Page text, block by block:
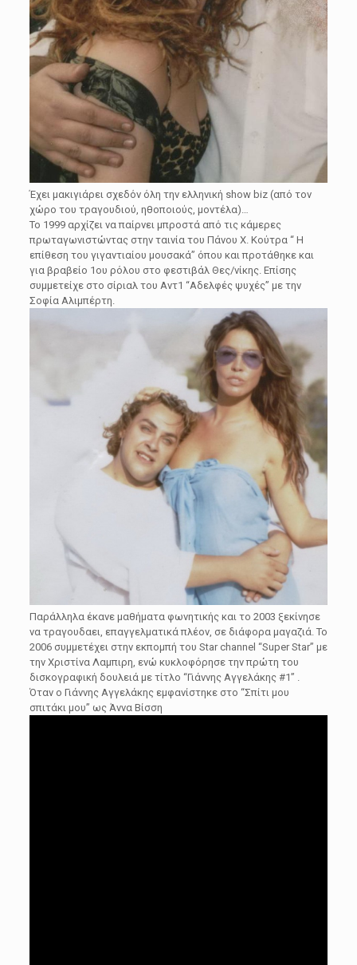
Έχει μακιγιάρει σχεδόν όλη την ελληνική show biz (από τον
χώρο του τραγουδιού, ηθοποιούς, μοντέλα)…
Το 1999 αρχίζει να παίρνει μπροστά από τις κάμερες
πρωταγωνιστώντας στην ταινία του Πάνου Χ. Κούτρα “ Η
επίθεση του γιγαντιαίου μουσακά” όπου και προτάθηκε και
για βραβείο 1ου ρόλου στο φεστιβάλ Θες/νίκης. Επίσης
συμμετείχε στο σίριαλ του Αντ1 “Αδελφές ψυχές” με την
Σοφία Αλιμπέρτη.
Παράλληλα έκανε μαθήματα φωνητικής και το 2003 ξεκίνησε
να τραγουδαει, επαγγελματικά πλέον, σε διάφορα μαγαζιά. Το
2006 συμμετέχει στην εκπομπή του Star channel “Super Star” με
την Χριστίνα Λαμπιρη, ενώ κυκλοφόρησε την πρώτη του
δισκογραφική δουλειά με τίτλο “Γιάννης Αγγελάκης #1” .
Όταν ο Γιάννης Αγγελάκης εμφανίστηκε στο “Σπίτι μου
σπιτάκι μου” ως Άννα Βίσση